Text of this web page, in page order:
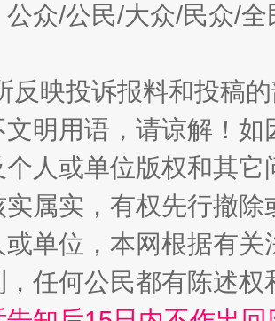
”王建安的艺术幻境
公众/公民/大众/民众/
反映投诉报料和投稿
明用语，请谅解！
个人或单位版权和其它
属实，有权先行撤
单位，本网根据有
，任何公民都有陈述